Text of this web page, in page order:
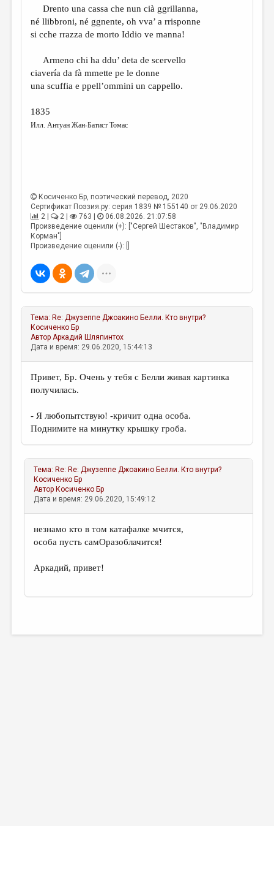
Drento una cassa che nun cià ggrillanna,
né llibbroni, né ggnente, oh vva’ a rrisponne
si cche rrazza de morto Iddio ve manna!
Armeno chi ha ddu’ deta de scervello
ciavería da fà mmette pe le donne
una scuffia e ppell’ommini un cappello.
1835
Илл. Антуан Жан-Батист Томас
Косиченко Бр, поэтический перевод, 2020
Сертификат Поэзия.ру: серия 1839 № 155140 от 29.06.2020
2 |
2 | 763 |
06.08.2026. 21:07:58
Произведение оценили (+): ["Сергей Шестаков", "Владимир
Корман"]
Произведение оценили (-): []
Тема: Re: Джузеппе Джоакино Белли. Кто внутри?
Косиченко Бр
АвторАркадий Шляпинтох
Дата и время: 29.06.2020, 15:44:13
Привет, Бр. Очень у тебя с Белли живая картинка
получилась.
- Я любопытствую! -кричит одна особа.
Поднимите на минутку крышку гроба.
Тема: Re: Re: Джузеппе Джоакино Белли. Кто внутри?
Косиченко Бр
Автор Косиченко Бр
Дата и время: 29.06.2020, 15:49:12
незнамо кто в том катафалке мчится,
особа пусть самОразоблачится!
Аркадий, привет!